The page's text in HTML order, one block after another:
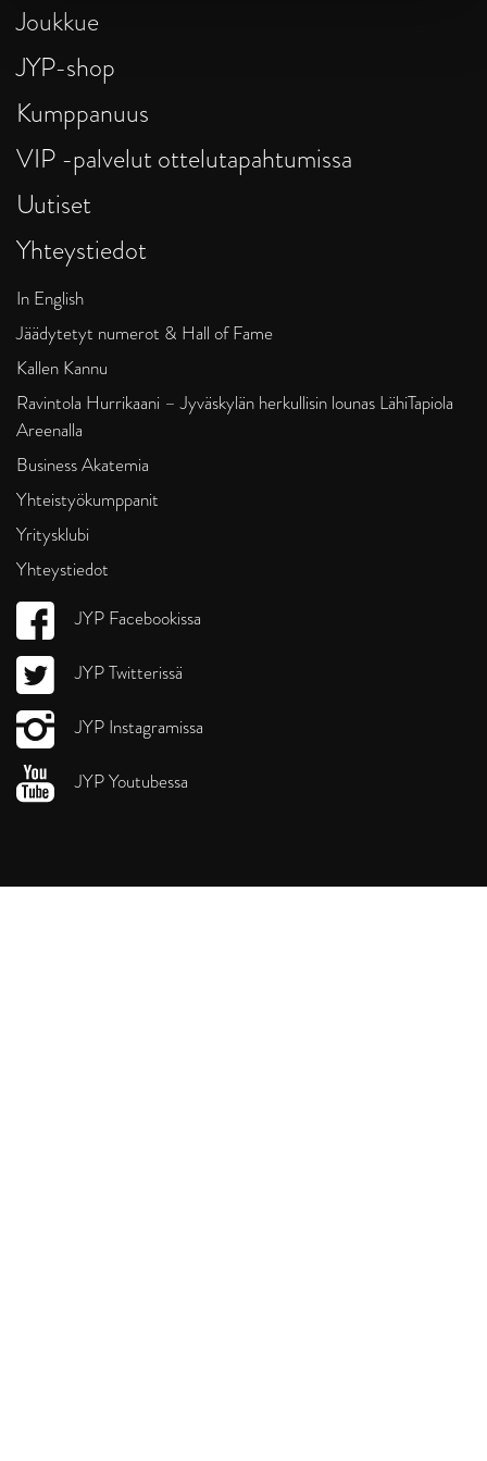
Joukkue
JYP-shop
Kumppanuus
VIP -palvelut ottelutapahtumissa
Uutiset
Yhteystiedot
In English
Jäädytetyt numerot & Hall of Fame
Kallen Kannu
Ravintola Hurrikaani – Jyväskylän herkullisin lounas LähiTapiola
Areenalla
Business Akatemia
Yhteistyökumppanit
Yritysklubi
Yhteystiedot
JYP Facebookissa
JYP Twitterissä
JYP Instagramissa
JYP Youtubessa